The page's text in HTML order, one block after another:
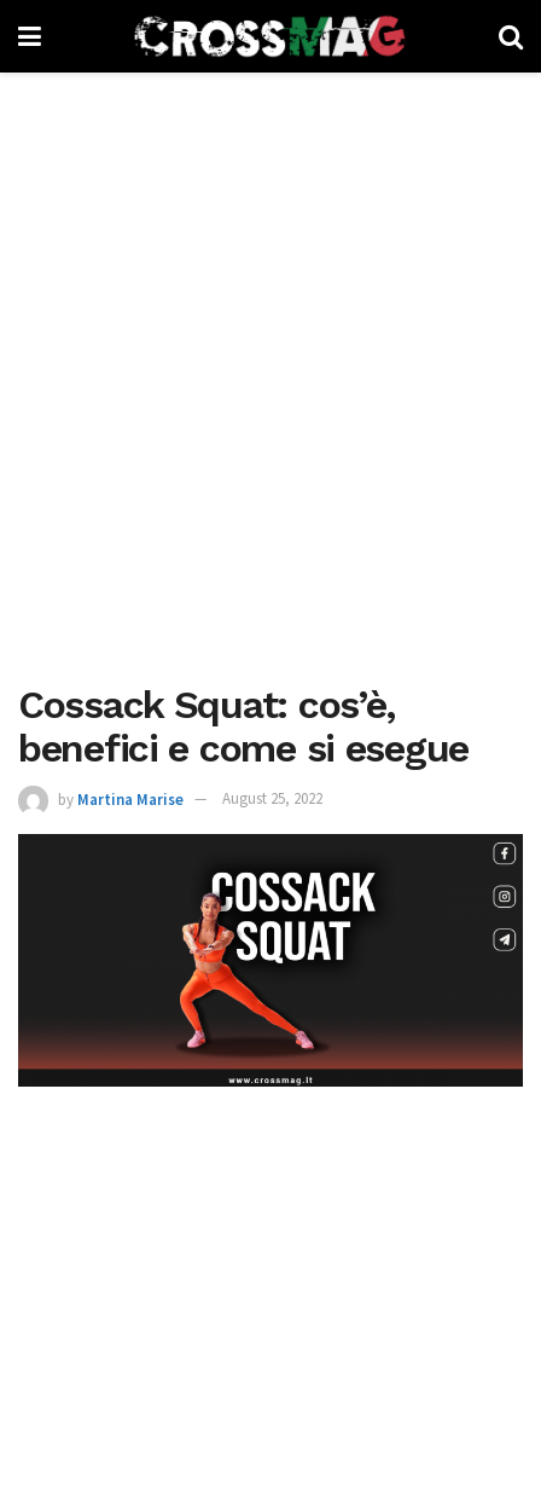
Cossack Squat: cos’è,
benefici e come si esegue
by Martina Marise August 25, 2022